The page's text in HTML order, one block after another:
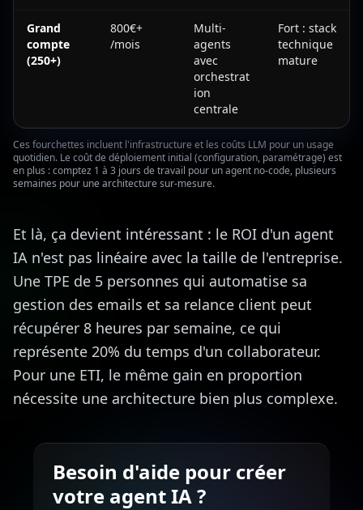
Grand
compte
(250+)
800€+
/mois
Multi-
agents
avec
orchestrat
ion
centrale
Fort : stack
technique
mature
Ces fourchettes incluent l'infrastructure et les coûts LLM pour un usage
quotidien. Le coût de déploiement initial (configuration, paramétrage) est
en plus : comptez 1 à 3 jours de travail pour un agent no-code, plusieurs
semaines pour une architecture sur-mesure.
Et là, ça devient intéressant : le ROI d'un agent
IA n'est pas linéaire avec la taille de l'entreprise.
Une TPE de 5 personnes qui automatise sa
gestion des emails et sa relance client peut
récupérer 8 heures par semaine, ce qui
représente 20% du temps d'un collaborateur.
Pour une ETI, le même gain en proportion
nécessite une architecture bien plus complexe.
Besoin d'aide pour créer
votre agent IA ?